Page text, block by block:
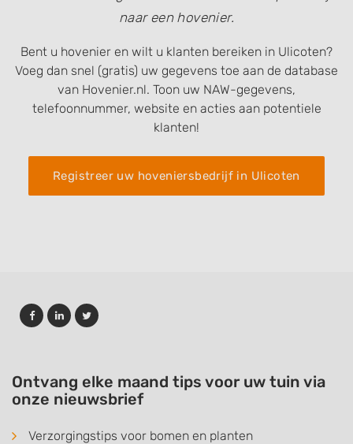
naar een hovenier.
Bent u hovenier en wilt u klanten bereiken in Ulicoten?
Voeg dan snel (gratis) uw gegevens toe aan de database
van Hovenier.nl. Toon uw NAW-gegevens,
telefoonnummer, website en acties aan potentiele
klanten!
Registreer uw hoveniersbedrijf in Ulicoten
Ontvang elke maand tips voor uw tuin via
onze nieuwsbrief
Verzorgingstips voor bomen en planten